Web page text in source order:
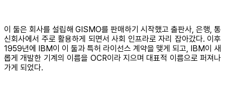
이 둘은 회사를 설립해 GISMO를 판매하기 시작했고 출판사, 은행, 통
신회사에서 주로 활용하게 되면서 사회 인프라로 자리 잡아갔다. 이후
1959년에 IBM이 이 둘과 특허 라이선스 계약을 맺게 되고, IBM이 새
롭게 개발한 기계의 이름을 OCR이라 지으며 대표적 이름으로 퍼져나
가게 되었다.